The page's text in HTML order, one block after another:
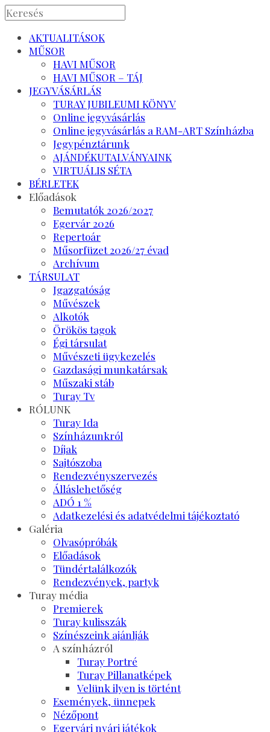
AKTUALITÁSOK
MŰSOR
HAVI MŰSOR
HAVI MŰSOR – TÁJ
JEGYVÁSÁRLÁS
TURAY JUBILEUMI KÖNYV
Online jegyvásárlás
Online jegyvásárlás a RAM-ART Színházba
Jegypénztárunk
AJÁNDÉKUTALVÁNYAINK
VIRTUÁLIS SÉTA
BÉRLETEK
Előadások
Bemutatók 2026/2027
Egervár 2026
Repertoár
Műsorfüzet 2026/27 évad
Archívum
TÁRSULAT
Igazgatóság
Művészek
Alkotók
Örökös tagok
Égi társulat
Művészeti ügykezelés
Gazdasági munkatársak
Műszaki stáb
Turay Tv
RÓLUNK
Turay Ida
Színházunkról
Díjak
Sajtószoba
Rendezvényszervezés
Álláslehetőség
ADÓ 1 %
Adatkezelési és adatvédelmi tájékoztató
Galéria
Olvasópróbák
Előadások
Tündértalálkozók
Rendezvények, partyk
Turay média
Premierek
Turay kulisszák
Színészeink ajánlják
A színházról
Turay Portré
Turay Pillanatképek
Velünk ilyen is történt
Események, ünnepek
Nézőpont
Egervári nyári játékok